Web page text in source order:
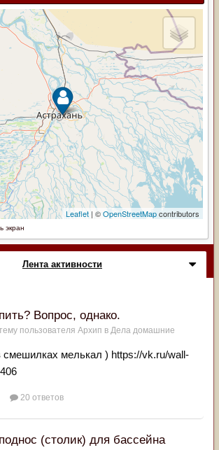
экран
Лента активности
Вопрос, однако.
пользователя Архип в Дела домашние
смешилках мелькал ) https://vk.ru/wall-
20 ответов
(столик) для бассейна